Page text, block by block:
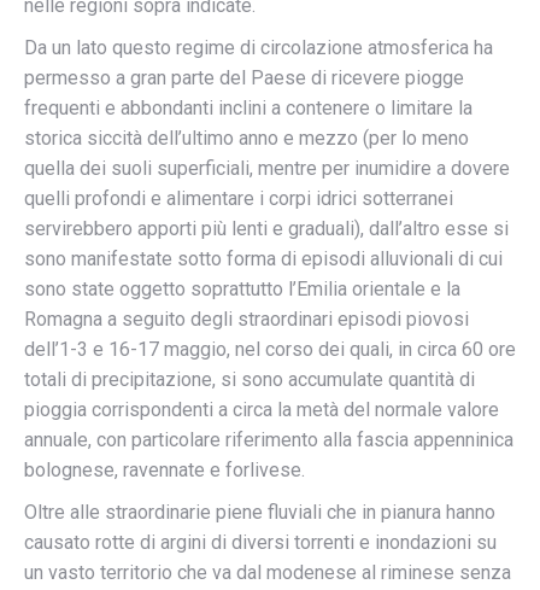
nelle regioni sopra indicate.
Da un lato questo regime di circolazione atmosferica ha
permesso a gran parte del Paese di ricevere piogge
frequenti e abbondanti inclini a contenere o limitare la
storica siccità dell’ultimo anno e mezzo (per lo meno
quella dei suoli superficiali, mentre per inumidire a dovere
quelli profondi e alimentare i corpi idrici sotterranei
servirebbero apporti più lenti e graduali), dall’altro esse si
sono manifestate sotto forma di episodi alluvionali di cui
sono state oggetto soprattutto l’Emilia orientale e la
Romagna a seguito degli straordinari episodi piovosi
dell’1-3 e 16-17 maggio, nel corso dei quali, in circa 60 ore
totali di precipitazione, si sono accumulate quantità di
pioggia corrispondenti a circa la metà del normale valore
annuale, con particolare riferimento alla fascia appenninica
bolognese, ravennate e forlivese.
Oltre alle straordinarie piene fluviali che in pianura hanno
causato rotte di argini di diversi torrenti e inondazioni su
un vasto territorio che va dal modenese al riminese senza